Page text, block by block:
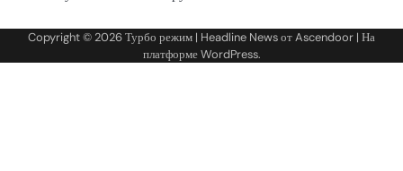
Copyright © 2026Турбо режим | Headline News отAscendoor | На
платформеWordPress.